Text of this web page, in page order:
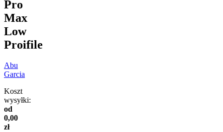
Pro
Max
Low
Proifile
Abu
Garcia
Koszt
wysyłki:
od
0,00
zł